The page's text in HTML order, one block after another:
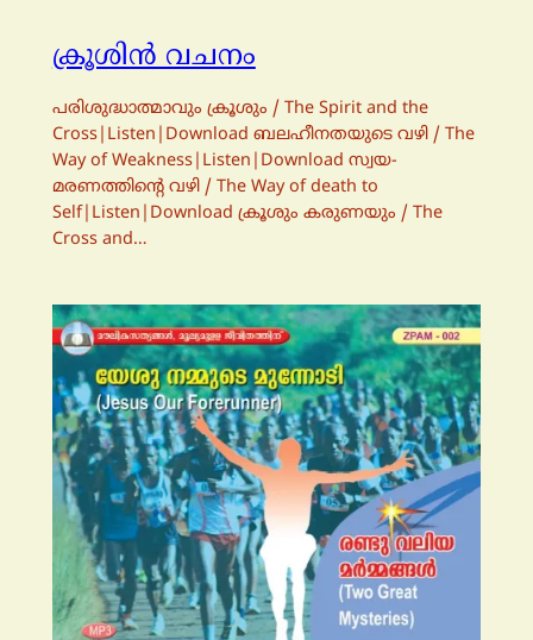
ക്രൂശിന്‍ വചനം
പരിശുദ്ധാത്മാവും ക്രൂശും / The Spirit and the
Cross|Listen|Download ബലഹീനതയുടെ വഴി / The
Way of Weakness|Listen|Download സ്വയ-
മരണത്തിന്റെ വഴി / The Way of death to
Self|Listen|Download ക്രൂശും കരുണയും / The
Cross and…